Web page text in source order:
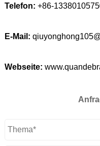
Telefon: +86-
E-Mail:
Webseite: